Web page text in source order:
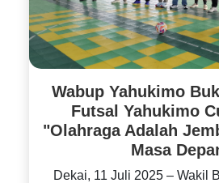
Wabup Yahukimo
Futsal Yahukimo
"Olahraga Adalah
Masa
‎Dekai, 11 Juli 2025 – Wakil